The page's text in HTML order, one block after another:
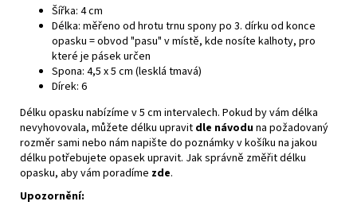
Šířka: 4 cm
Délka: měřeno od hrotu trnu spony po 3. dírku od konce
opasku = obvod "pasu" v místě, kde nosíte kalhoty, pro
které je pásek určen
Spona: 4,5 x 5 cm (lesklá tmavá)
Dírek: 6
Délku opasku nabízíme v 5 cm intervalech. Pokud by vám délka
nevyhovovala, můžete délku upravit dle návoduna požadovaný
rozměr sami nebo nám napište do poznámky v košíku na jakou
délku potřebujete opasek upravit. Jak správně změřit délku
opasku, aby vám poradíme zde.
Upozornění: